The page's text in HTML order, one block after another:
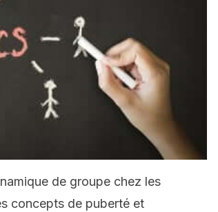
de groupe chez les
concepts de puberté et